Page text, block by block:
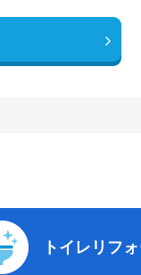
トイレリフ